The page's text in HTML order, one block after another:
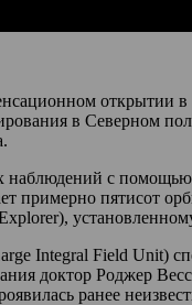
открытии
в Северном
наблюдений с
примерно пятисот
Integral Field Unit)
доктор Роджер
ранее